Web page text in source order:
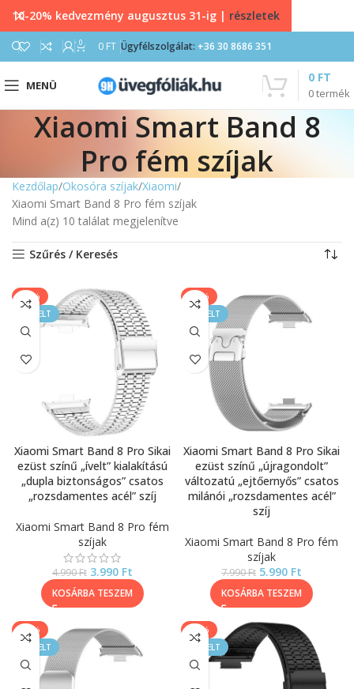
0 0 FT Ügyfélszolgálat: +36 30 8686 351
MENÜ
0termék
0 FT
Xiaomi Smart Band 8
Pro fém szíjak
Kezdőlap Okosóra szíjak Xiaomi
Xiaomi Smart Band 8 Pro fém szíjak
Mind a(z) 10 találat megjelenítve
Szűrés / Keresés
-20%
KIEMELT
Xiaomi Smart Band 8 Pro Sikai
ezüst színű „ívelt” kialakítású
„dupla biztonságos” csatos
„rozsdamentes acél” szíj
Xiaomi Smart Band 8 Pro fém
szíjak
4.990Ft 3.990 Ft
KOSÁRBA TESZEM
-25%
KIEMELT
Xiaomi Smart Band 8 Pro Sikai
ezüst színű „újragondolt”
változatú „ejtőernyős” csatos
milánói „rozsdamentes acél”
szíj
Xiaomi Smart Band 8 Pro fém
szíjak
7.990Ft 5.990 Ft
KOSÁRBA TESZEM
-17%
KIEMELT
-20%
KIEMELT
10-20% kedvezmény augusztus 31-ig | részletek